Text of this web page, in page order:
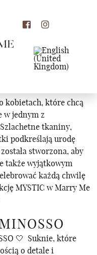
kobietach, które chcą
w jednym z
tkaniny,
podkreślają urodę
stworzona, aby
także wyjątkowym
każdą chwilę
MYSTIC w Marry Me
🤍 Suknie, które
o detale i